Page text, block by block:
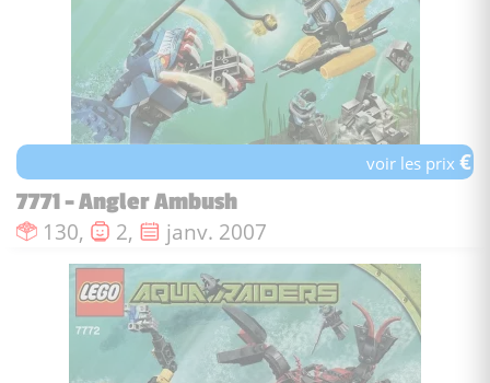
voir les prix€
7771 - Angler Ambush
Nombre de pièces :
130, Nombre de figurines :
2, Date de sortie :
janv. 2007